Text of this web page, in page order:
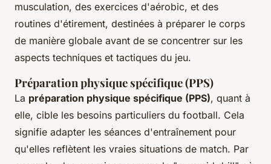
musculation, des exercices d'aérobic, et des
routines d'étirement, destinées à préparer le corps
de manière globale avant de se concentrer sur les
aspects techniques et tactiques du jeu.
Préparation physique spécifique (PPS)
La préparation physique spécifique (PPS), quant à
elle, cible les besoins particuliers du football. Cela
signifie adapter les séances d'entraînement pour
qu'elles reflètent les vraies situations de match. Par